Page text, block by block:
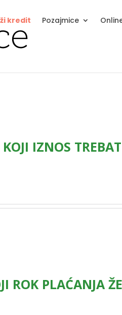
kredit Pozajmice
KOJI IZNOS
ROK PLAĆANJA